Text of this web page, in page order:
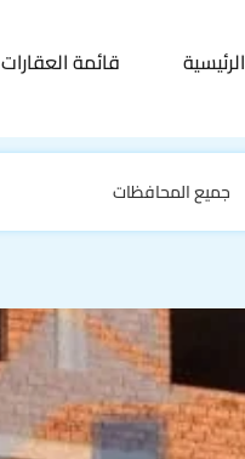
الرئيسية قائمة العقارات
جميع المحافظات